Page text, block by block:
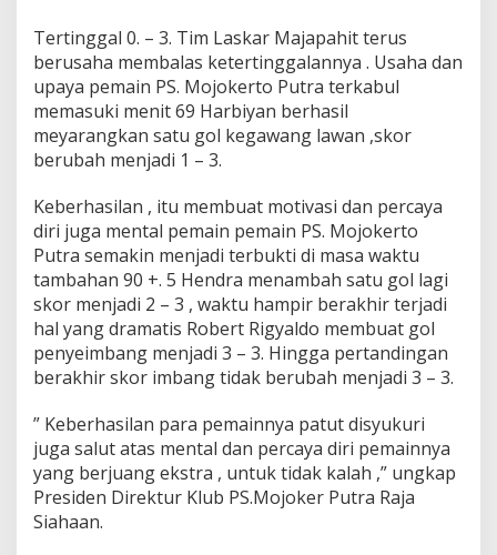
Tertinggal 0. – 3. Tim Laskar Majapahit terus
berusaha membalas ketertinggalannya . Usaha dan
upaya pemain PS. Mojokerto Putra terkabul
memasuki menit 69 Harbiyan berhasil
meyarangkan satu gol kegawang lawan ,skor
berubah menjadi 1 – 3.
Keberhasilan , itu membuat motivasi dan percaya
diri juga mental pemain pemain PS. Mojokerto
Putra semakin menjadi terbukti di masa waktu
tambahan 90 +. 5 Hendra menambah satu gol lagi
skor menjadi 2 – 3 , waktu hampir berakhir terjadi
hal yang dramatis Robert Rigyaldo membuat gol
penyeimbang menjadi 3 – 3. Hingga pertandingan
berakhir skor imbang tidak berubah menjadi 3 – 3.
” Keberhasilan para pemainnya patut disyukuri
juga salut atas mental dan percaya diri pemainnya
yang berjuang ekstra , untuk tidak kalah ,” ungkap
Presiden Direktur Klub PS.Mojoker Putra Raja
Siahaan.